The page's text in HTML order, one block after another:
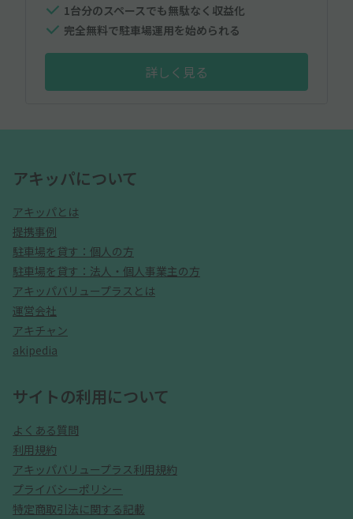
1台分のスペースでも無駄なく収益化
完全無料で駐車場運用を始められる
詳しく見る
アキッパについて
アキッパとは
提携事例
駐車場を貸す：個人の方
駐車場を貸す：法人・個人事業主の方
アキッパバリュープラスとは
運営会社
アキチャン
akipedia
サイトの利用について
よくある質問
利用規約
アキッパバリュープラス利用規約
プライバシーポリシー
特定商取引法に関する記載